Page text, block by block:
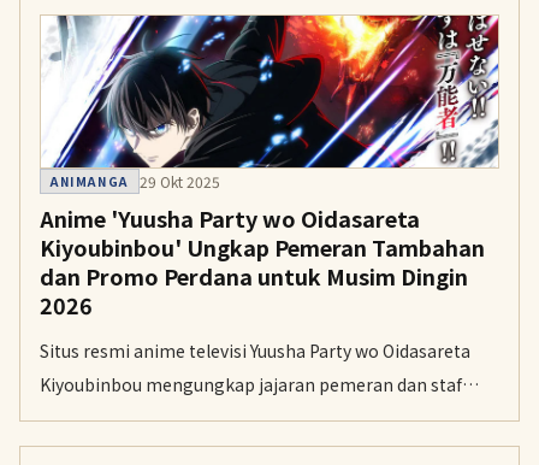
ANIMANGA 29 Okt 2025
Anime 'Yuusha Party wo Oidasareta
Kiyoubinbou' Ungkap Pemeran Tambahan
dan Promo Perdana untuk Musim Dingin
2026
Situs resmi anime televisi Yuusha Party wo Oidasareta
Kiyoubinbou mengungkap jajaran pemeran dan staf
tambahan, beserta lagu tema pembukanya. Anime
adaptasi novel fantasi ini dijadwalkan tayang perdana